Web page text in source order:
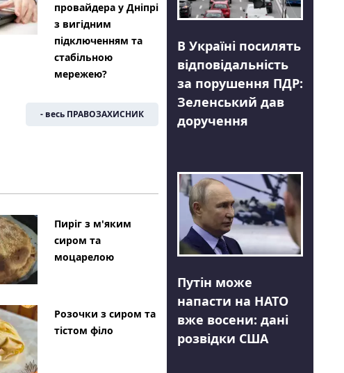
провайдера у Дніпрі
з вигідним
підключенням та
стабільною
мережею?
- весь ПРАВОЗАХИСНИК
Пиріг з м'яким
сиром та
моцарелою
Розочки з сиром та
тістом філо
В Україні посилять
відповідальність
за порушення ПДР:
Зеленський дав
доручення
Путін може
напасти на НАТО
вже восени: дані
розвідки США